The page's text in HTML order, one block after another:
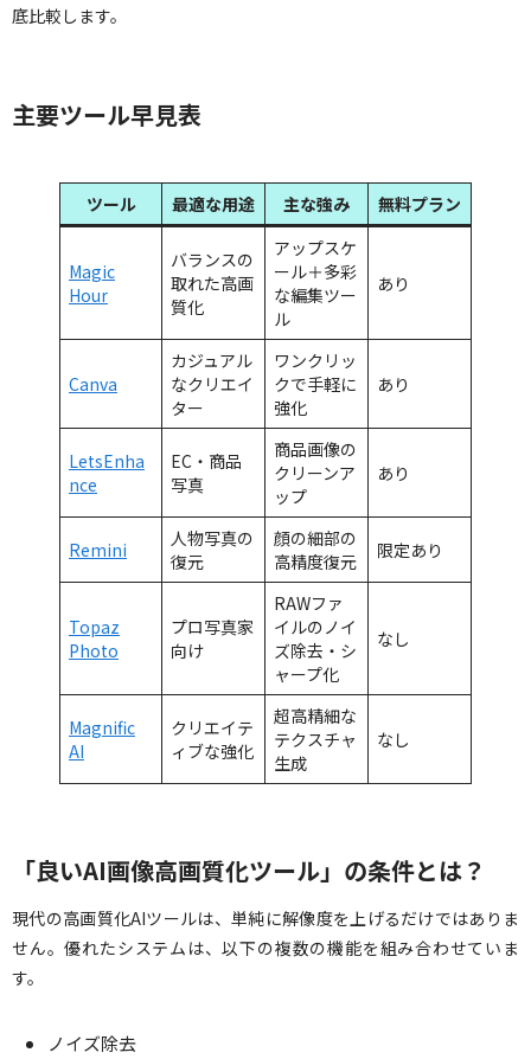
底比較します。
主要ツール早見表
ツール 最適な用途 主な強み 無料プラン
Magic
Hour
バランスの
取れた高画
質化
アップスケ
ール＋多彩
な編集ツー
ル
あり
Canva
カジュアル
なクリエイ
ター
ワンクリッ
クで手軽に
強化
あり
LetsEnha
nce
EC・商品
写真
商品画像の
クリーンア
ップ
あり
Remini
人物写真の
復元
顔の細部の
高精度復元
限定あり
Topaz
Photo
プロ写真家
向け
RAWファ
イルのノイ
ズ除去・シ
ャープ化
なし
Magnific
AI
クリエイテ
ィブな強化
超高精細な
テクスチャ
生成
なし
「良いAI画像高画質化ツール」の条件とは？
現代の高画質化AIツールは、単純に解像度を上げるだけではありま
せん。優れたシステムは、以下の複数の機能を組み合わせていま
す。
ノイズ除去